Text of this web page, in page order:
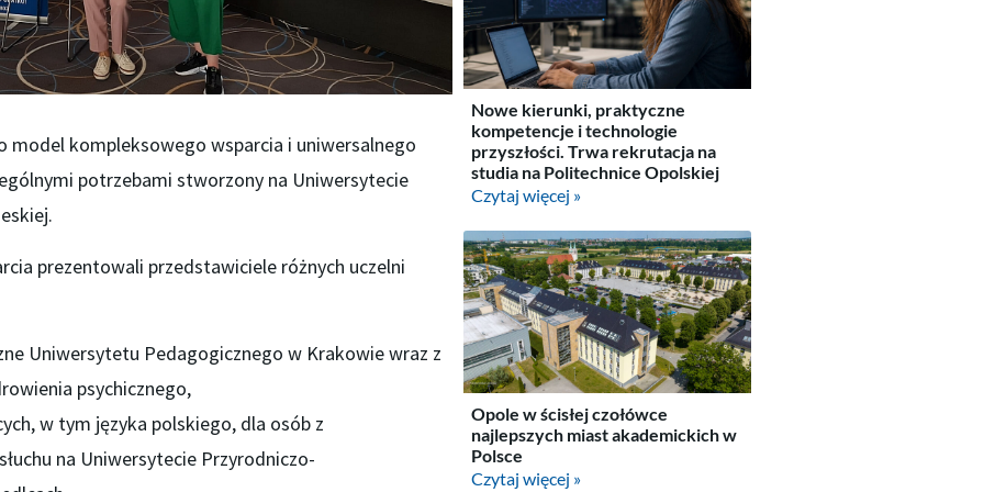
model kompleksowego wsparcia i uniwersalnego
potrzebami stworzony na Uniwersytecie
prezentowali przedstawiciele różnych uczelni
Uniwersytetu Pedagogicznego w Krakowie wraz z
psychicznego,
w tym języka polskiego, dla osób z
na Uniwersytecie Przyrodniczo-
Nowe kierunki, praktyczne
kompetencje i technologie
przyszłości. Trwa rekrutacja na
studia na Politechnice Opolskiej
Czytaj więcej »
Opole w ścisłej czołówce
najlepszych miast akademickich w
Polsce
Czytaj więcej »